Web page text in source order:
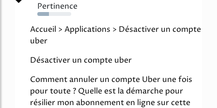
Pertinence
34%
Accueil > Applications > Désactiver un compte
uber
Désactiver un compte uber
Comment annuler un compte Uber une fois
pour toute ? Quelle est la démarche pour
résilier mon abonnement en ligne sur cette